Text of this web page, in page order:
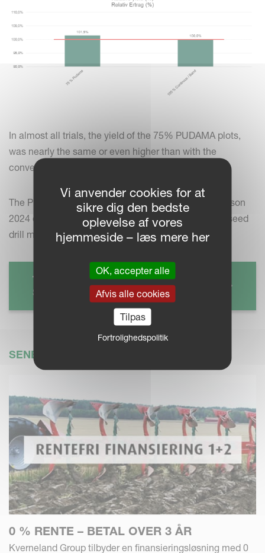
In almost all trials, the yield of the 75% PUDAMA plots,
was nearly the same or even higher than with the
conventional way of stripe fertilising.
The PUDAMA system is now fully available from season
2024 on the Optima TFprofi and Optima F precision seed
drill models with the high-speed SX sowing rows.
THE KVERNELAND PUDAMA
SYSTEM SOLUTION
SENESTE NYT
0 % RENTE – BETAL OVER 3 ÅR
Kverneland Group tilbyder en finansieringsløsning med 0
Vi anvender cookies for at
sikre dig den bedste
oplevelse af vores
hjemmeside – læs mere her
OK, accepter alle
Afvis alle cookies
Tilpas
Fortrolighedspolitik